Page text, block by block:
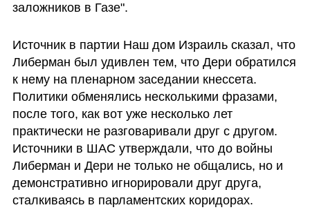
заложников в Газе".
Источник в партии Наш дом Израиль сказал, что
Либерман был удивлен тем, что Дери обратился
к нему на пленарном заседании кнессета.
Политики обменялись несколькими фразами,
после того, как вот уже несколько лет
практически не разговаривали друг с другом.
Источники в ШАС утверждали, что до войны
Либерман и Дери не только не общались, но и
демонстративно игнорировали друг друга,
сталкиваясь в парламентских коридорах.